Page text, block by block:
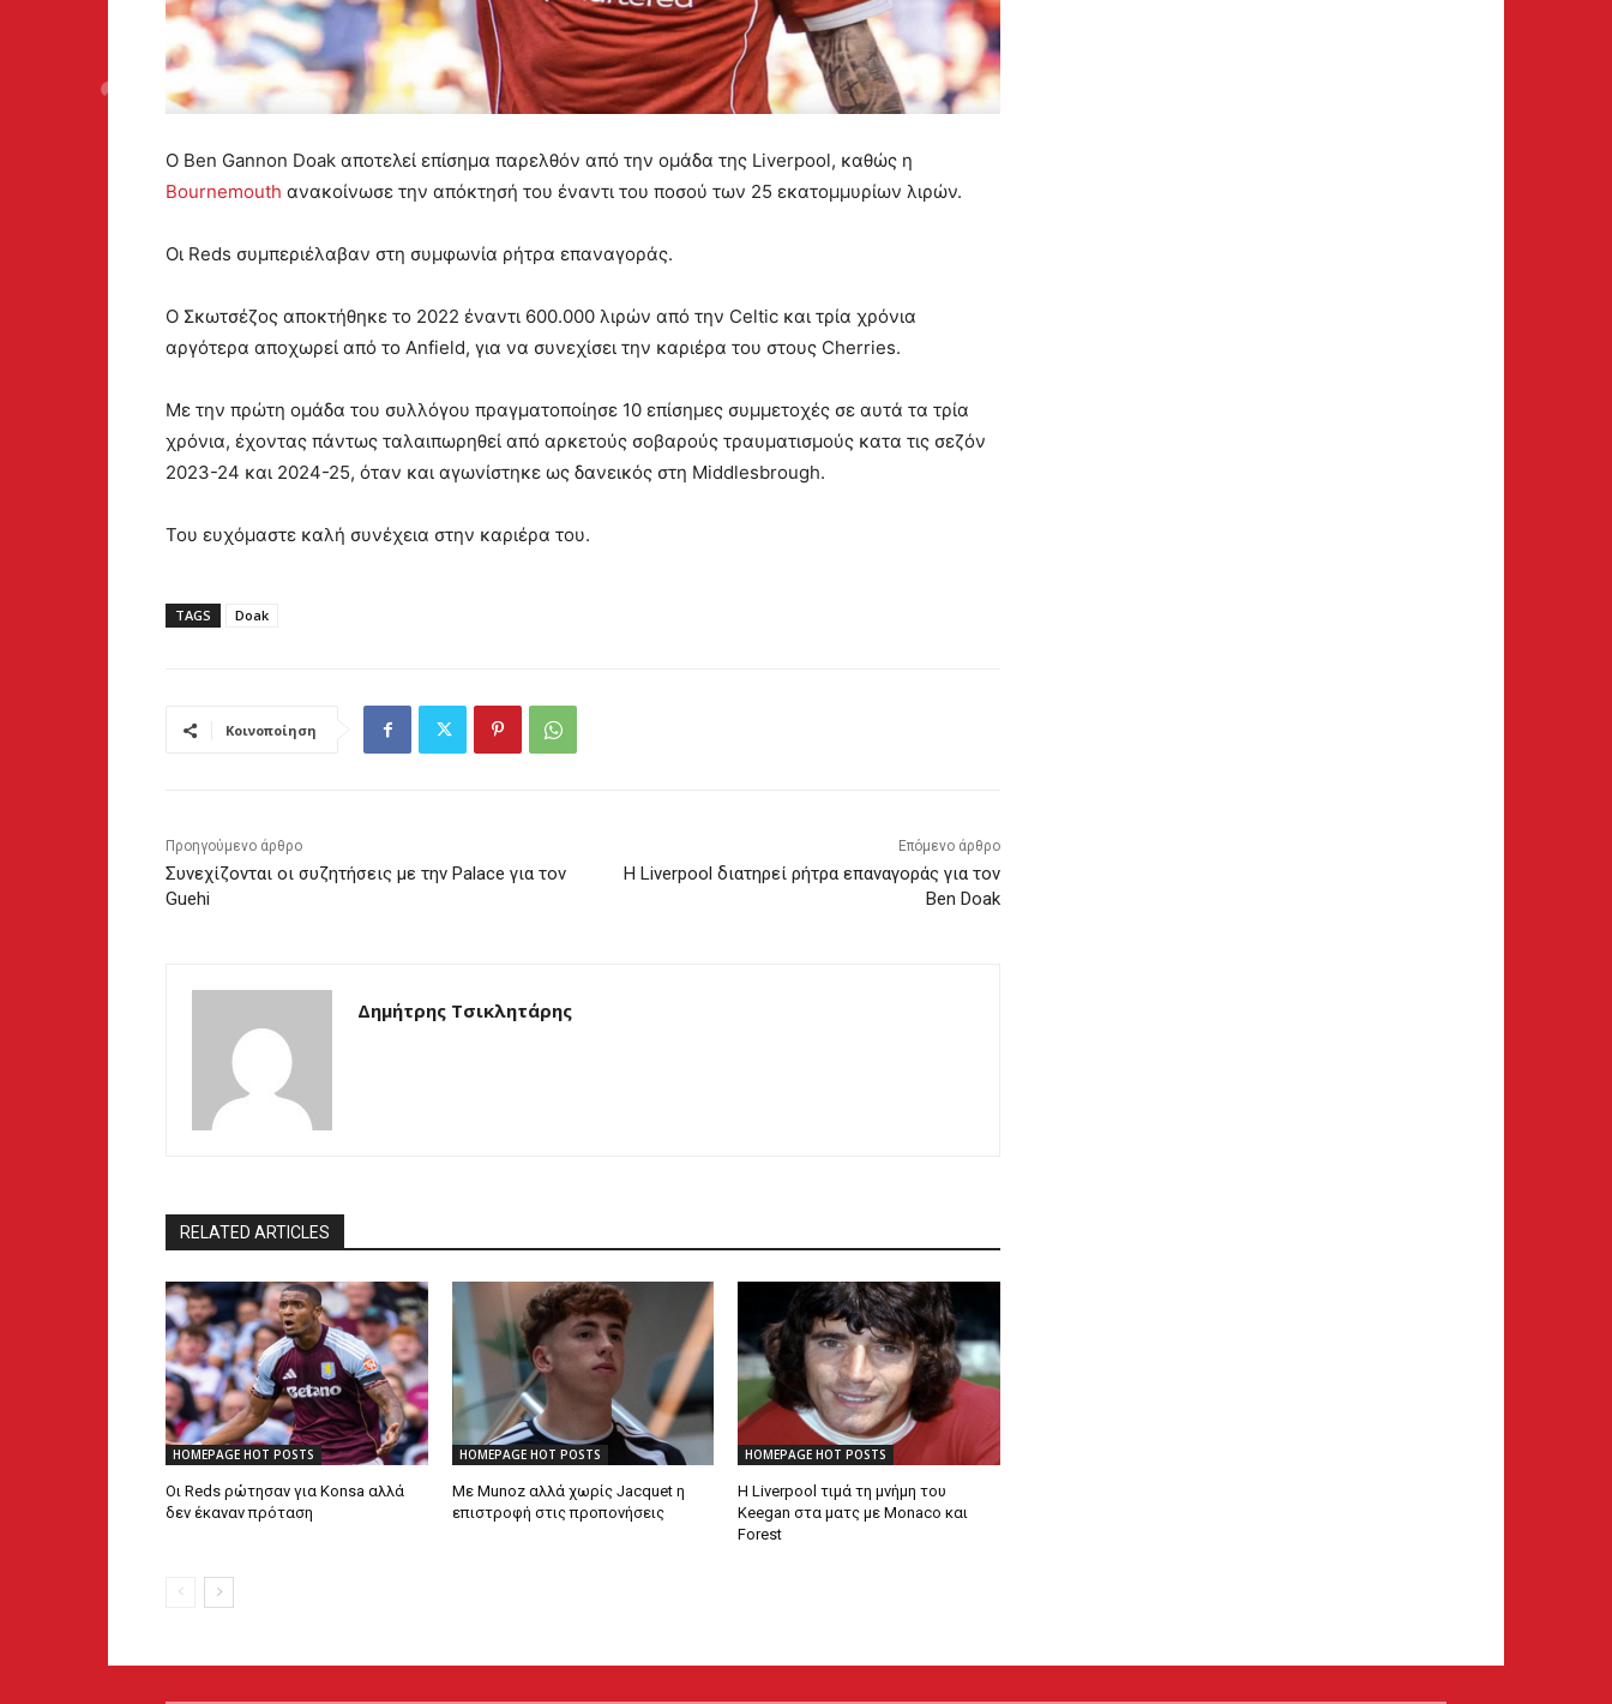
Ο Ben Gannon Doak αποτελεί επίσημα παρελθόν από την ομάδα της Liverpool, καθώς η
Bournemouth ανακοίνωσε την απόκτησή του έναντι του ποσού των 25 εκατομμυρίων λιρών.
Οι Reds συμπεριέλαβαν στη συμφωνία ρήτρα επαναγοράς.
Ο Σκωτσέζος αποκτήθηκε το 2022 έναντι 600.000 λιρών από την Celtic και τρία χρόνια
αργότερα αποχωρεί από το Anfield, για να συνεχίσει την καριέρα του στους Cherries.
Με την πρώτη ομάδα του συλλόγου πραγματοποίησε 10 επίσημες συμμετοχές σε αυτά τα τρία
χρόνια, έχοντας πάντως ταλαιπωρηθεί από αρκετούς σοβαρούς τραυματισμούς κατα τις σεζόν
2023-24 και 2024-25, όταν και αγωνίστηκε ως δανεικός στη Middlesbrough.
Του ευχόμαστε καλή συνέχεια στην καριέρα του.
TAGS Doak
Κοινοποίηση
Προηγούμενο άρθρο
Συνεχίζονται οι συζητήσεις με την Palace για τον
Guehi
Επόμενο άρθρο
Η Liverpool διατηρεί ρήτρα επαναγοράς για τον
Ben Doak
Δημήτρης Τσικλητάρης
RELATED ARTICLES
HOMEPAGE HOT POSTS
Οι Reds ρώτησαν για Konsa αλλά
δεν έκαναν πρόταση
HOMEPAGE HOT POSTS
Με Munoz αλλά χωρίς Jacquet η
επιστροφή στις προπονήσεις
HOMEPAGE HOT POSTS
Η Liverpool τιμά τη μνήμη του
Keegan στα ματς με Monaco και
Forest